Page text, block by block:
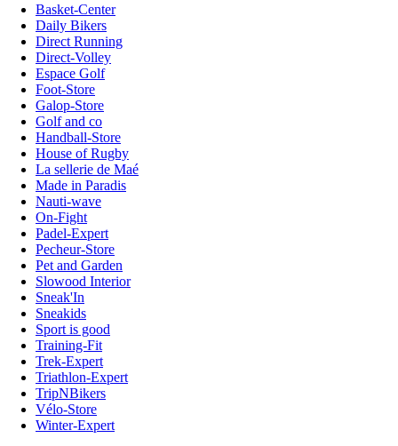
Basket-Center
Daily Bikers
Direct Running
Direct-Volley
Espace Golf
Foot-Store
Galop-Store
Golf and co
Handball-Store
House of Rugby
La sellerie de Maé
Made in Paradis
Nauti-wave
On-Fight
Padel-Expert
Pecheur-Store
Pet and Garden
Slowood Interior
Sneak'In
Sneakids
Sport is good
Training-Fit
Trek-Expert
Triathlon-Expert
TripNBikers
Vélo-Store
Winter-Expert